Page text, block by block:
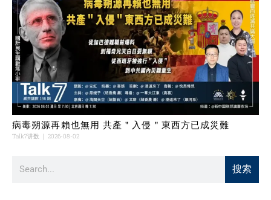
病毒朔源再賴也無用 共產＂入侵＂東西方已成災難
Talk7讲数 2026-08-02
搜索